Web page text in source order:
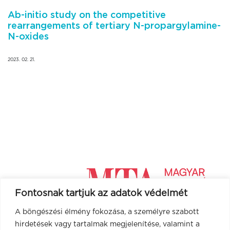
Fontosnak tartjuk az adatok védelmét
A böngészési élmény fokozása, a személyre szabott
hirdetések vagy tartalmak megjelenítése, valamint a
Ab-initio study on the competitive
rearrangements of tertiary N-propargylamine-
N-oxides
2023. 02. 21.